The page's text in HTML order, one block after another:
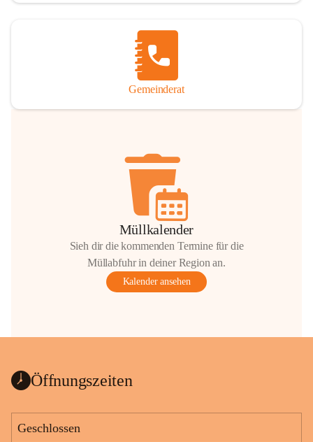
Gemeinderat
Müllkalender
Sieh dir die kommenden Termine für die
Müllabfuhr in deiner Region an.
Kalender ansehen
Öffnungszeiten
Geschlossen